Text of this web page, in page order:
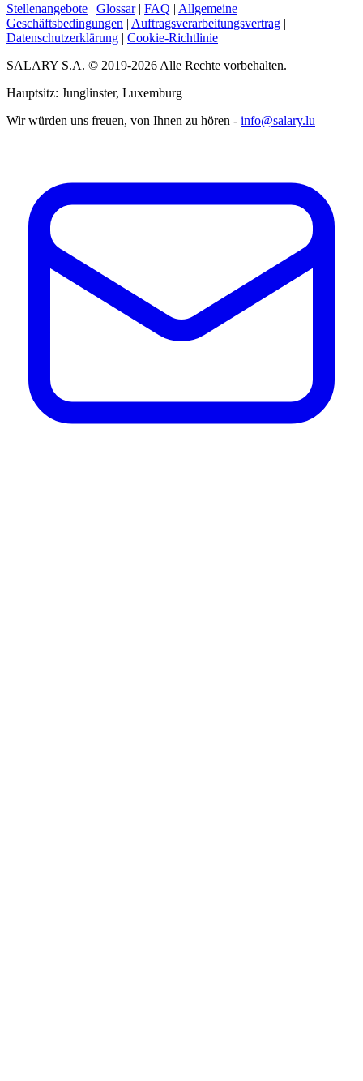
Stellenangebote | Glossar| FAQ | Allgemeine
Geschäftsbedingungen | Auftragsverarbeitungsvertrag |
Datenschutzerklärung | Cookie-Richtlinie
SALARY S.A. © 2019-2026 Alle Rechte vorbehalten.
Hauptsitz: Junglinster, Luxemburg
Wir würden uns freuen, von Ihnen zu hören - info@salary.lu